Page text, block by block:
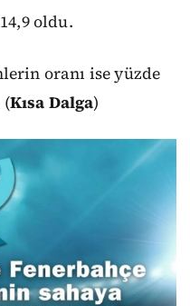
oldu.
oranı ise yüzde
(Kısa Dalga)